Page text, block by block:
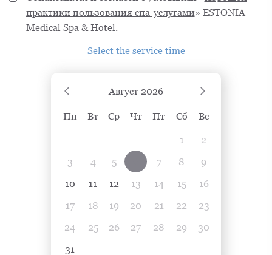
практики пользования спа-услугами» ESTONIA
Medical Spa & Hotel.
Select the service time
Август 2026
Пн Вт Ср Чт Пт Сб Вс
1
2
3
4 5 7 8
9
10
11 12 13 14 15
16
17
18 19 20 21 22
23
24
25 26 27 28 29
30
31